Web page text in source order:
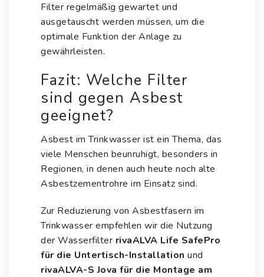
Filter regelmäßig gewartet und
ausgetauscht werden müssen, um die
optimale Funktion der Anlage zu
gewährleisten.
Fazit: Welche Filter
sind gegen Asbest
geeignet?
Asbest im Trinkwasser ist ein Thema, das
viele Menschen beunruhigt, besonders in
Regionen, in denen auch heute noch alte
Asbestzementrohre im Einsatz sind.
Zur Reduzierung von Asbestfasern im
Trinkwasser empfehlen wir die Nutzung
der Wasserfilter rivaALVA Life SafePro
für die Untertisch-Installation und
rivaALVA-S Jova für die Montage am